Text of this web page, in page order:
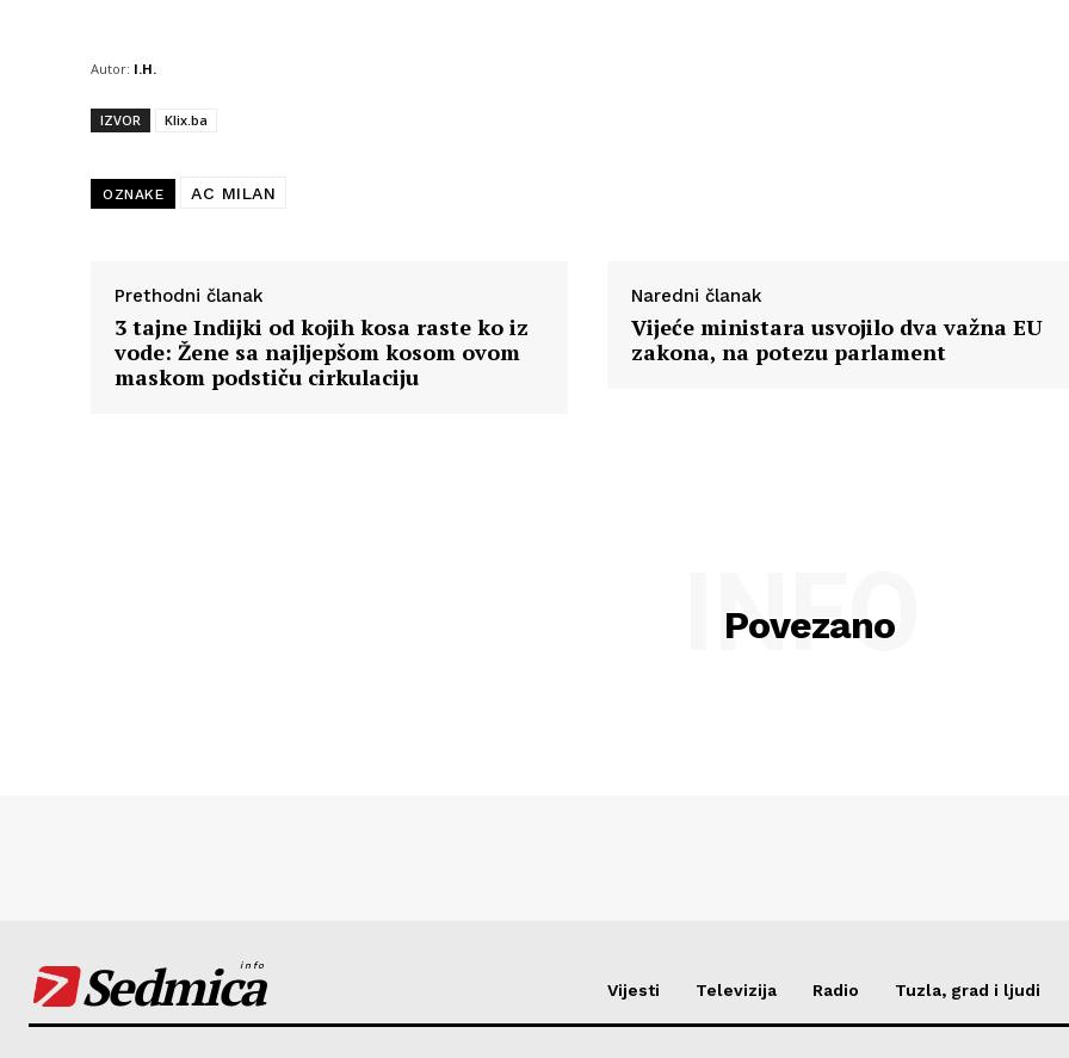
Autor: I.H.
IZVOR Klix.ba
OZNAKE AC MILAN
Prethodni članak
3 tajne Indijki od kojih kosa raste ko iz
vode: Žene sa najljepšom kosom ovom
maskom podstiču cirkulaciju
Naredni članak
Vijeće ministara usvojilo dva važna EU
zakona, na potezu parlament
Povezano
INFO
Sedmica
info
Vijesti Televizija Radio Tuzla, grad i ljudi